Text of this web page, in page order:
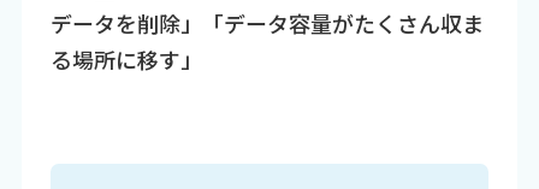
データを削除」「データ容量がたくさん収ま
る場所に移す」